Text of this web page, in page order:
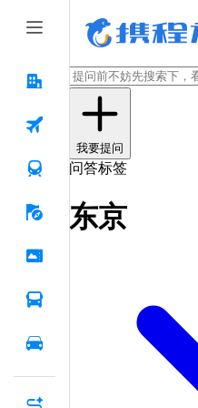
我要提问
问答标签
东京